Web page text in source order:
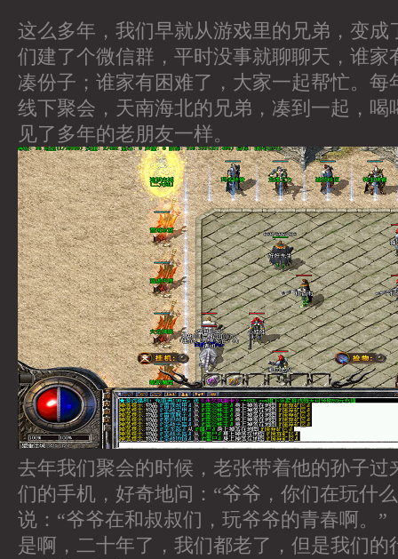
这么多年，我们早就从游戏里的兄弟，变成
们建了个微信群，平时没事就聊聊天，谁家
凑份子；谁家有困难了，大家一起帮忙。每
线下聚会，天南海北的兄弟，凑到一起，喝
见了多年的老朋友一样。
去年我们聚会的时候，老张带着他的孙子过
们的手机，好奇地问：“爷爷，你们在玩什
说：“爷爷在和叔叔们，玩爷爷的青春啊。”
是啊，二十年了，我们都老了，但是我们的